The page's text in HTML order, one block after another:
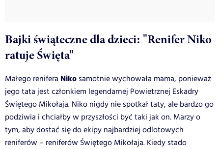
Bajki świąteczne dla dzieci: "Renifer Niko
ratuje Święta"
Małego renifera Niko samotnie wychowała mama, ponieważ
jego tata jest członkiem legendarnej Powietrz­nej Eskadry
Świętego Mikołaja. Niko nigdy nie spotkał taty, ale bardzo go
podziwia i chciałby w przyszłości być taki jak on. Marzy o
tym, aby dostać się do ekipy najbardziej odlotowych
reniferów – reniferów Świętego Mikołaja. Kiedy stado